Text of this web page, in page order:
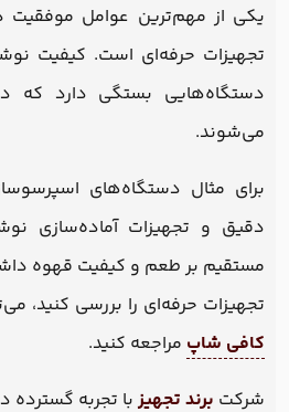
یکی از مهم‌ترین عوامل موفقیت
تجهیزات حرفه‌ای است. کیفیت
دستگاه‌هایی بستگی دارد که
می‌شوند.
برای مثال دستگاه‌های
دقیق و تجهیزات آماده‌سازی
مستقیم بر طعم و کیفیت قهوه
تجهیزات حرفه‌ای را بررسی کنید،
کافی شاپ مراجعه کنید.
شرکت برند تجهیزبا تجربه گسترده